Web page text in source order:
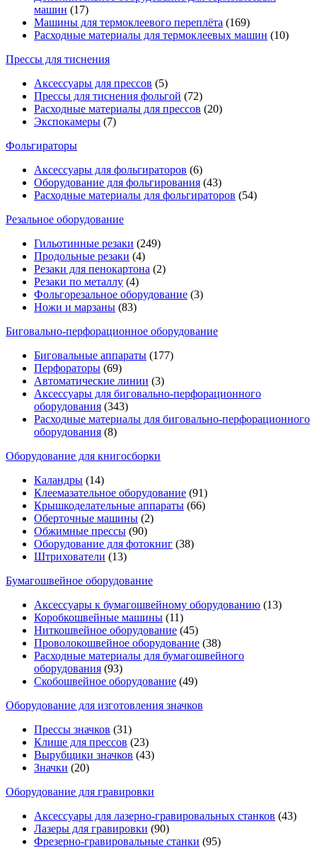
машин (17)
Машины для термоклеевого переплёта (169)
Расходные материалы для термоклеевых машин (10)
Прессы для тиснения
Аксессуары для прессов (5)
Прессы для тиснения фольгой (72)
Расходные материалы для прессов (20)
Экспокамеры (7)
Фольгираторы
Аксессуары для фольгираторов (6)
Оборудование для фольгирования (43)
Расходные материалы для фольгираторов (54)
Резальное оборудование
Гильотинные резаки (249)
Продольные резаки (4)
Резаки для пенокартона (2)
Резаки по металлу (4)
Фольгорезальное оборудование (3)
Ножи и марзаны (83)
Биговально-перфорационное оборудование
Биговальные аппараты (177)
Перфораторы (69)
Автоматические линии (3)
Аксессуары для биговально-перфорационного
оборудования (343)
Расходные материалы для биговально-перфорационного
оборудования (8)
Оборудование для книгосборки
Каландры (14)
Клеемазательное оборудование (91)
Крышкоделательные аппараты (66)
Оберточные машины (2)
Обжимные прессы (90)
Оборудование для фотокниг (38)
Штрихователи (13)
Бумагошвейное оборудование
Аксессуары к бумагошвейному оборудованию (13)
Коробкошвейные машины (11)
Ниткошвейное оборудование (45)
Проволокошвейное оборудование (38)
Расходные материалы для бумагошвейного
оборудования (93)
Скобошвейное оборудование (49)
Оборудование для изготовления значков
Прессы значков (31)
Клише для прессов (23)
Вырубщики значков (43)
Значки (20)
Оборудование для гравировки
Аксессуары для лазерно-гравировальных станков (43)
Лазеры для гравировки (90)
Фрезерно-гравировальные станки (95)